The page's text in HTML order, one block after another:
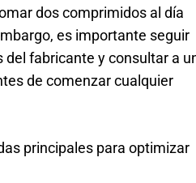
dos comprimidos al día
es importante seguir
fabricante y consultar a
de comenzar cualquier
principales para optimizar